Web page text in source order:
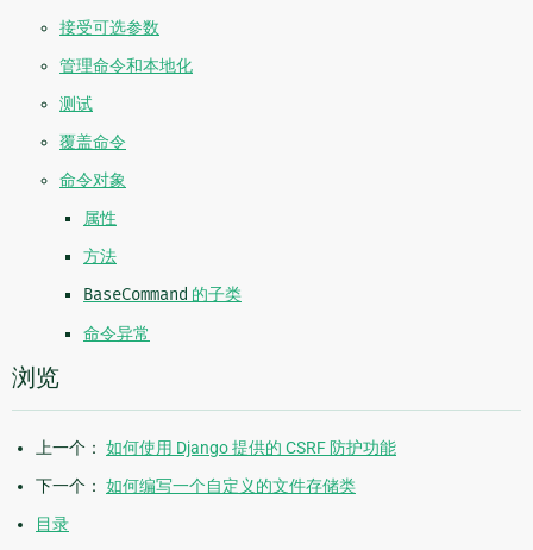
接受可选参数
管理命令和本地化
测试
覆盖命令
命令对象
属性
方法
BaseCommand 的子类
命令异常
浏览
上一个： 如何使用 Django 提供的 CSRF 防护功能
下一个： 如何编写一个自定义的文件存储类
目录